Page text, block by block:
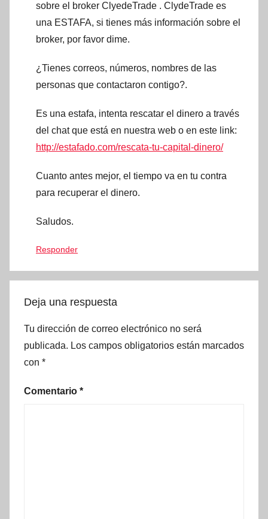
sobre el broker ClyedeTrade . ClydeTrade es
una ESTAFA, si tienes más información sobre el
broker, por favor dime.
¿Tienes correos, números, nombres de las
personas que contactaron contigo?.
Es una estafa, intenta rescatar el dinero a través
del chat que está en nuestra web o en este link:
http://estafado.com/rescata-tu-capital-dinero/
Cuanto antes mejor, el tiempo va en tu contra
para recuperar el dinero.
Saludos.
Responder
Deja una respuesta
Tu dirección de correo electrónico no será
publicada. Los campos obligatorios están marcados
con *
Comentario *